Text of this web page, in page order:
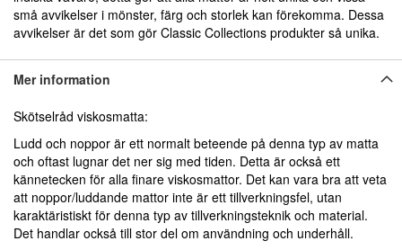
små avvikelser i mönster, färg och storlek kan förekomma. Dessa
avvikelser är det som gör Classic Collections produkter så unika.
Mer information
Skötselråd viskosmatta:
Ludd och noppor är ett normalt beteende på denna typ av matta
och oftast lugnar det ner sig med tiden. Detta är också ett
kännetecken för alla finare viskosmattor. Det kan vara bra att veta
att noppor/luddande mattor inte är ett tillverkningsfel, utan
karaktäristiskt för denna typ av tillverkningsteknik och material.
Det handlar också till stor del om användning och underhåll.